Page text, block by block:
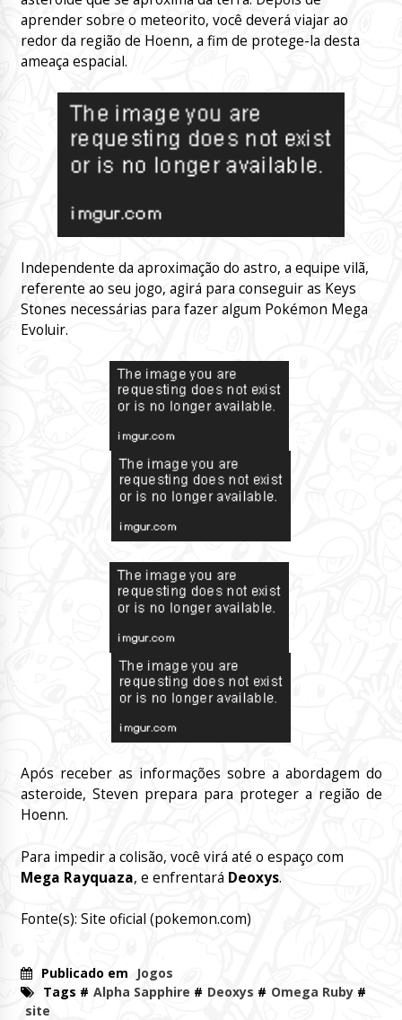
aprender sobre o meteorito, você deverá viajar ao
redor da região de Hoenn, a fim de protege-la desta
ameaça espacial.
Independente da aproximação do astro, a equipe vilã,
referente ao seu jogo, agirá para conseguir as Keys
Stones necessárias para fazer algum Pokémon Mega
Evoluir.
Após receber as informações sobre a abordagem do
asteroide, Steven prepara para proteger a região de
Hoenn.
Para impedir a colisão, você virá até o espaço com
Mega Rayquaza, e enfrentará Deoxys.
Fonte(s): Site oficial (pokemon.com)
Publicado em
Jogos
Tags # Alpha Sapphire # Deoxys # Omega Ruby#
site